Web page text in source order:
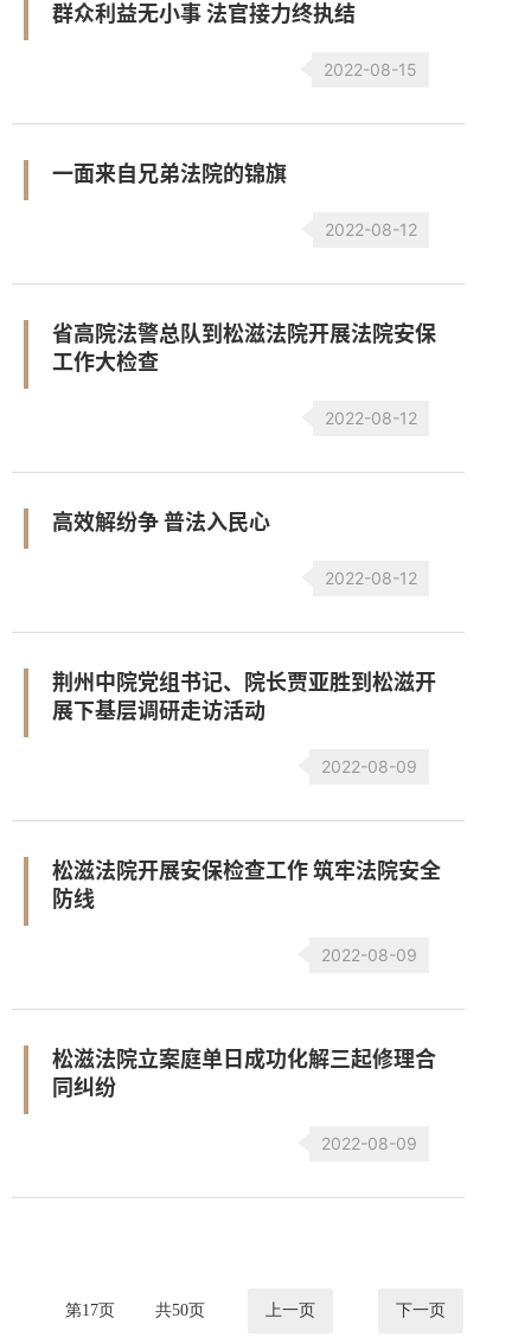
群众利益无小事 法官接力终执结
2022-08-15
一面来自兄弟法院的锦旗
2022-08-12
省高院法警总队到松滋法院开展法院安保
工作大检查
2022-08-12
高效解纷争 普法入民心
2022-08-12
荆州中院党组书记、院长贾亚胜到松滋开
展下基层调研走访活动
2022-08-09
松滋法院开展安保检查工作 筑牢法院安全
防线
2022-08-09
松滋法院立案庭单日成功化解三起修理合
同纠纷
2022-08-09
第17页 共50页 上一页 下一页